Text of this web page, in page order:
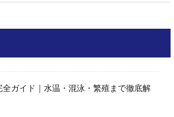
ガイド｜水温・混泳・繁殖まで徹底解